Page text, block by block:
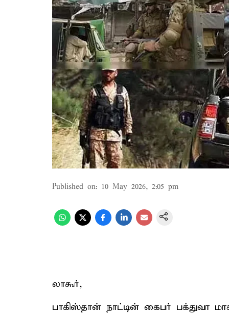
Published on: 10 May 2026, 2:05 pm
லாகூர்,
பாகிஸ்தான் நாட்டின் கைபர் பக்துவா